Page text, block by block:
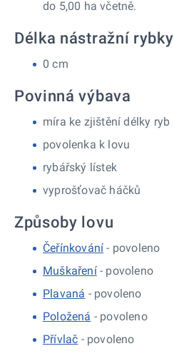
do 5,00 ha včetně.
Délka nástražní rybky
0 cm
Povinná výbava
míra ke zjištění délky ryb
povolenka k lovu
rybářský lístek
vyprošťovač háčků
Způsoby lovu
Čeřínkování - povoleno
Muškaření- povoleno
Plavaná - povoleno
Položená - povoleno
Přívlač - povoleno